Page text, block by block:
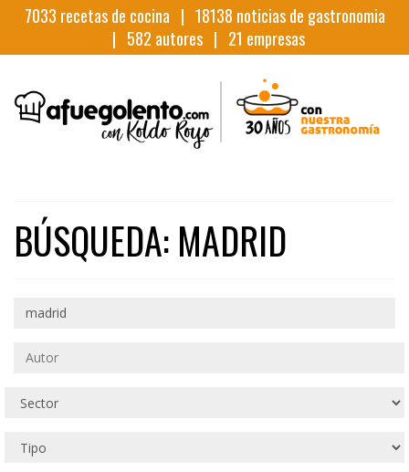
7033 recetas de cocina | 18138 noticias de gastronomia
| 582 autores | 21 empresas
BÚSQUEDA: MADRID